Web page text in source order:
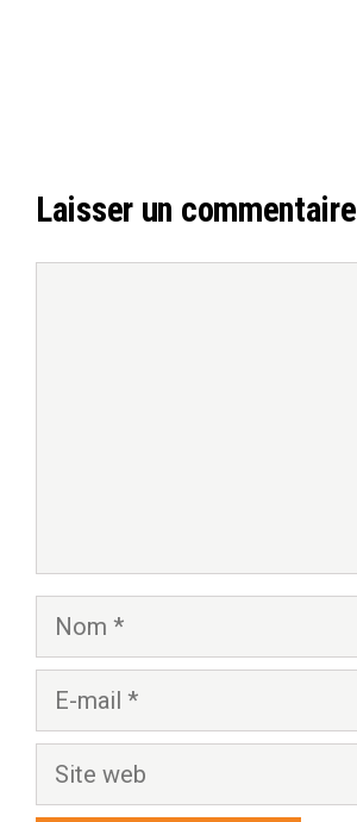
Laisser un commentaire
Nom
Site